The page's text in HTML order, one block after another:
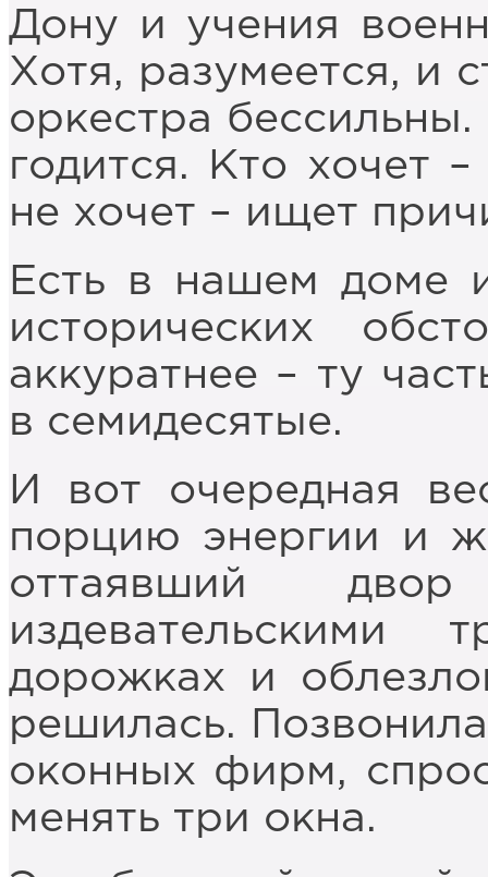
Дону и учения
Хотя, разумеется, и
оркестра
годится. Кто хочет
не хочет – ищет
Есть в нашем доме
исторических
аккуратнее – ту
в семидесятые.
И вот очередная
порцию энергии и
оттаявший
издевательскими
дорожках и
решилась.
оконных фирм,
менять три окна.